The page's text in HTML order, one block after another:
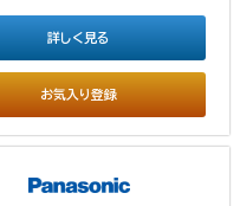
お気入り登録
詳しく見る